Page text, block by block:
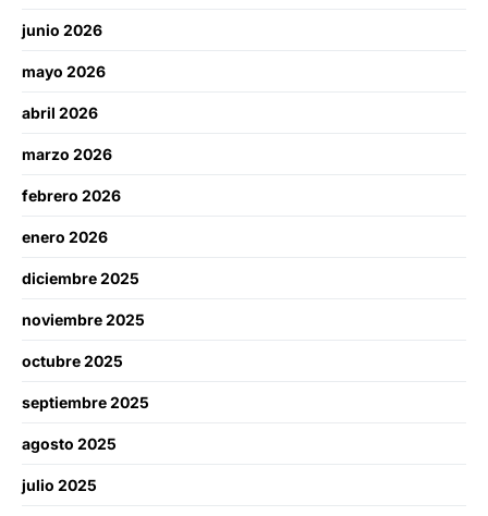
junio 2026
mayo 2026
abril 2026
marzo 2026
febrero 2026
enero 2026
diciembre 2025
noviembre 2025
octubre 2025
septiembre 2025
agosto 2025
julio 2025